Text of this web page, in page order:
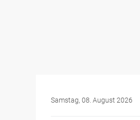
Samstag, 08. August 2026